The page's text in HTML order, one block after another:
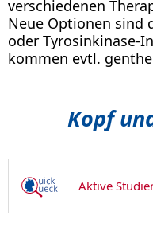
verschiedenen
Neue Optionen sind
oder Tyrosinkinase-
kommen evtl.
Kopf
Aktive